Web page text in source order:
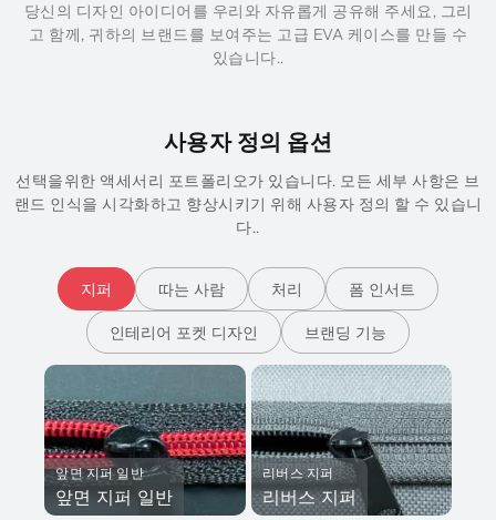
당신의 디자인 아이디어를 우리와 자유롭게 공유해 주세요, 그리
고 함께, 귀하의 브랜드를 보여주는 고급 EVA 케이스를 만들 수
있습니다..
사용자 정의 옵션
선택을위한 액세서리 포트폴리오가 있습니다. 모든 세부 사항은 브
랜드 인식을 시각화하고 향상시키기 위해 사용자 정의 할 수 있습니
다..
지퍼 따는 사람 처리 폼 인서트
인테리어 포켓 디자인 브랜딩 기능
앞면 지퍼 일반
앞면 지퍼 일반
리버스 지퍼
리버스 지퍼